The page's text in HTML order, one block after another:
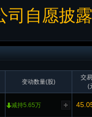
司自愿披
变动数量(股)
交
(
减持5.65万